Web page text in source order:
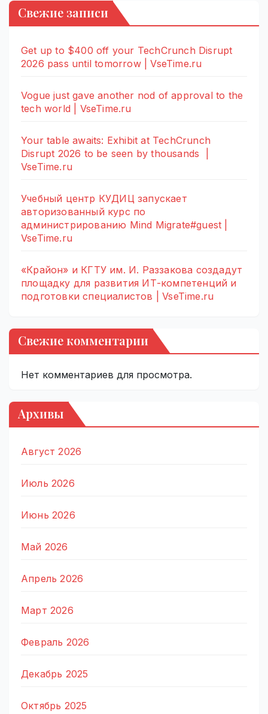
Свежие записи
Get up to $400 off your TechCrunch Disrupt
2026 pass until tomorrow | VseTime.ru
Vogue just gave another nod of approval to the
tech world | VseTime.ru
Your table awaits: Exhibit at TechCrunch
Disrupt 2026 to be seen by thousands |
VseTime.ru
Учебный центр КУДИЦ запускает
авторизованный курс по
администрированию Mind Migrate#guest |
VseTime.ru
«Крайон» и КГТУ им. И. Раззакова создадут
площадку для развития ИТ-компетенций и
подготовки специалистов | VseTime.ru
Свежие комментарии
Нет комментариев для просмотра.
Архивы
Август 2026
Июль 2026
Июнь 2026
Май 2026
Апрель 2026
Март 2026
Февраль 2026
Декабрь 2025
Октябрь 2025